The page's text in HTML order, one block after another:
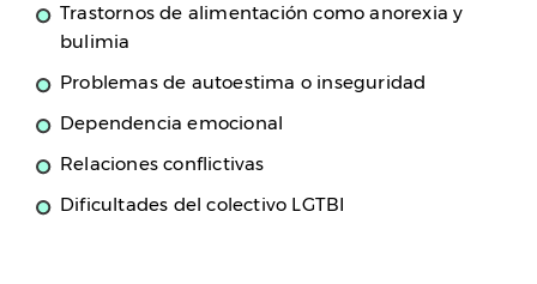
Trastornos de alimentación como anorexia y
bulimia
Problemas de autoestima o inseguridad
Dependencia emocional
Relaciones conflictivas
Dificultades del colectivo LGTBI